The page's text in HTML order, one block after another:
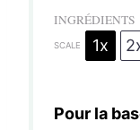
INGRÉDIENTS
SCALE 1x
Pour la